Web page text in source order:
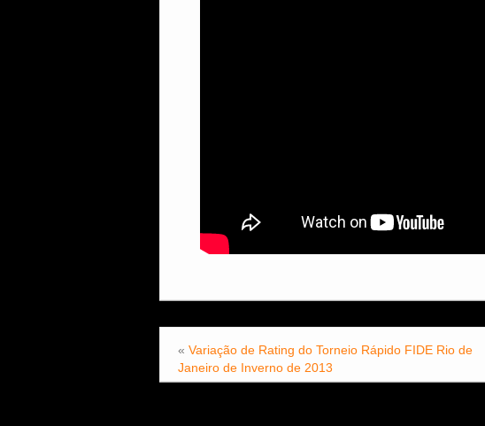
« Variação de Rating do Torneio Rápido FIDE Rio de
Janeiro de Inverno de 2013